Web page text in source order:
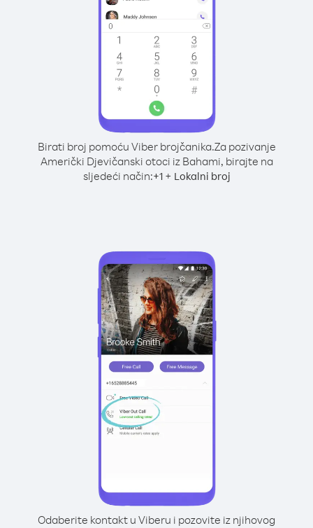
Birati broj pomoću Viber brojčanika.Za pozivanje
Američki Djevičanski otoci iz Bahami, birajte na
sljedeći način:+1+ Lokalni broj
Odaberite kontakt u Viberu i pozovite iz njihovog